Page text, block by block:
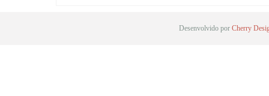
Desenvolvido por Cherry